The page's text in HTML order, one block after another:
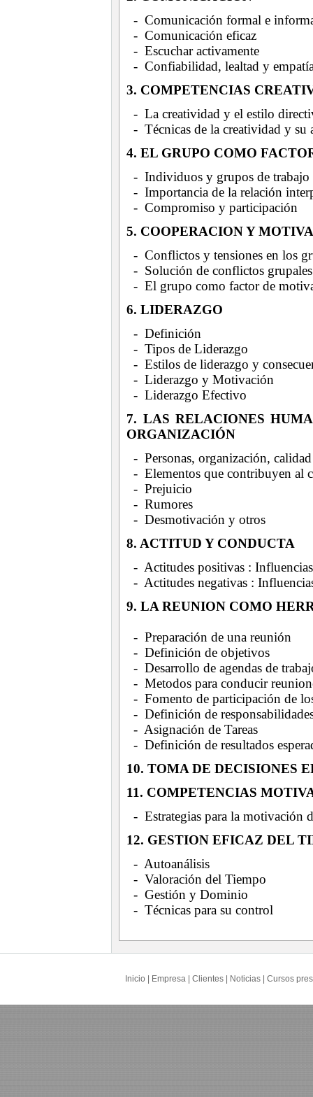
- Comunicación formal e
- Comunicación eficaz
- Escuchar activamente
- Confiabilidad, lealtad y
3. COMPETENCIAS
- La creatividad y el estilo
- Técnicas de la creatividad y su
4. EL GRUPO COMO
- Individuos y grupos de trabajo
- Importancia de la relación
- Compromiso y participación
5. COOPERACION Y
- Conflictos y tensiones en los
- Solución de conflictos grupales
- El grupo como factor de
6. LIDERAZGO
- Definición
- Tipos de Liderazgo
- Estilos de liderazgo y
- Liderazgo y Motivación
- Liderazgo Efectivo
7. LAS RELACIONES
ORGANIZACIÓN
- Personas, organización,
- Elementos que contribuyen al
- Prejuicio
- Rumores
- Desmotivación y otros
8. ACTITUD Y CONDUCTA
- Actitudes positivas :
- Actitudes negativas :
9. LA REUNION COMO
- Preparación de una reunión
- Definición de objetivos
- Desarrollo de agendas de
- Metodos para conducir
- Fomento de participación de
- Definición de
- Asignación de Tareas
- Definición de resultados
10. TOMA DE DECISIONES
11. COMPETENCIAS
- Estrategias para la motivación
12. GESTION EFICAZ DEL
- Autoanálisis
- Valoración del Tiempo
- Gestión y Dominio
- Técnicas para su control
Inicio Empresa Clientes Noticias Cursos